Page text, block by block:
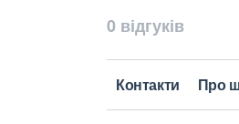
0 відгуків
Контакти Про